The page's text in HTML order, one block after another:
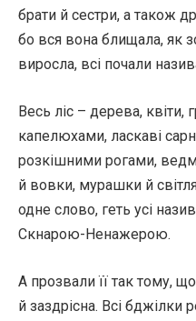
брати й сестри, а також
бо вся вона блищала, як
виросла, всі почали
Весь ліс – дерева,
капелюхами, ласкаві
розкішними рогами,
й вовки, мурашки й
одне слово, геть усі
Скнарою-Ненажерою.
А прозвали її так тому,
й заздрісна. Всі бджілки